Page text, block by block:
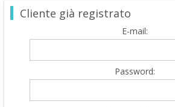
Cliente già registrato
E-mail:
Password: